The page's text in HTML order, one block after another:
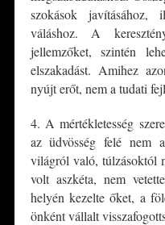
szokások javításához,
váláshoz. A
jellemzőket, szintén
elszakadást. Amihez
nyújt erőt, nem a tudati
4. A mértékletesség
az üdvösség felé nem
világról való, túlzásoktól
volt aszkéta, nem
helyén kezelte őket, a
önként vállalt